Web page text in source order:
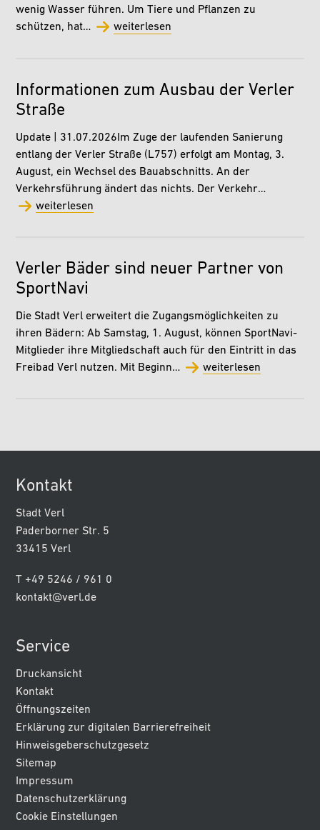
wenig Wasser führen. Um Tiere und Pflanzen zu
schützen, hat…
weiterlesen
Informationen zum Ausbau der Verler
Straße
Update | 31.07.2026Im Zuge der laufenden Sanierung
entlang der Verler Straße (L757) erfolgt am Montag, 3.
August, ein Wechsel des Bauabschnitts. An der
Verkehrsführung ändert das nichts. Der Verkehr…
weiterlesen
Verler Bäder sind neuer Partner von
SportNavi
Die Stadt Verl erweitert die Zugangsmöglichkeiten zu
ihren Bädern: Ab Samstag, 1. August, können SportNavi-
Mitglieder ihre Mitgliedschaft auch für den Eintritt in das
Freibad Verl nutzen. Mit Beginn…
weiterlesen
Kontakt
Stadt Verl
Paderborner Str. 5
33415 Verl
T +49 5246 / 961 0
kontakt@verl.de
Service
Druckansicht
Kontakt
Öffnungszeiten
Erklärung zur digitalen Barrierefreiheit
Hinweisgeberschutzgesetz
Sitemap
Impressum
Datenschutzerklärung
Cookie Einstellungen